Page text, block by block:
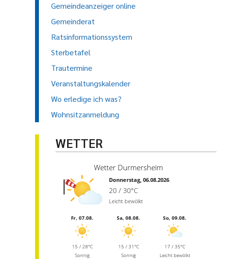
Gemeindeanzeiger online
Gemeinderat
Ratsinformationssystem
Sterbetafel
Trautermine
Veranstaltungskalender
Wo erledige ich was?
Wohnsitzanmeldung
WETTER
Wetter Durmersheim
Donnerstag, 06.08.2026
20 / 30°C
Leicht bewölkt
Fr, 07.08.
15 / 28°C
Sonnig
Sa, 08.08.
15 / 31°C
Sonnig
So, 09.08.
17 / 35°C
Leicht bewölkt